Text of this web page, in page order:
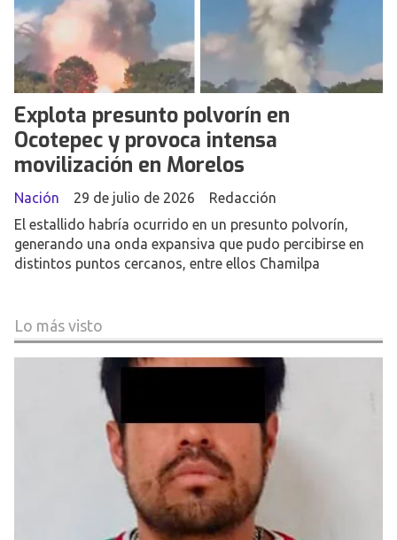
Explota presunto polvorín en
Ocotepec y provoca intensa
movilización en Morelos
Redacción
Nación
29 de julio de 2026
El estallido habría ocurrido en un presunto polvorín,
generando una onda expansiva que pudo percibirse en
distintos puntos cercanos, entre ellos Chamilpa
Lo más visto